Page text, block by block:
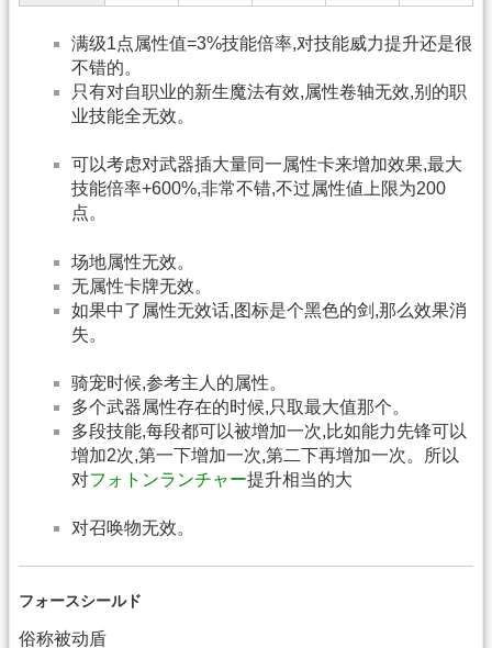
满级1点属性值=3%技能倍率,对技能威力提升还是很
不错的。
只有对自职业的新生魔法有效,属性卷轴无效,别的职
业技能全无效。
可以考虑对武器插大量同一属性卡来增加效果,最大
技能倍率+600%,非常不错,不过属性値上限为200
点。
场地属性无效。
无属性卡牌无效。
如果中了属性无效话,图标是个黑色的剑,那么效果消
失。
骑宠时候,参考主人的属性。
多个武器属性存在的时候,只取最大值那个。
多段技能,每段都可以被增加一次,比如能力先锋可以
增加2次,第一下增加一次,第二下再增加一次。所以
对フォトンランチャー提升相当的大
对召唤物无效。
フォースシールド
俗称被动盾